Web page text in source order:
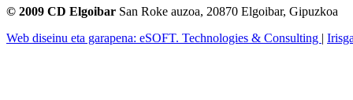
© 2009 CD Elgoibar San Roke auzoa, 20870 Elgoibar, Gipuzkoa
Web diseinu eta garapena: eSOFT. Technologies & Consulting |